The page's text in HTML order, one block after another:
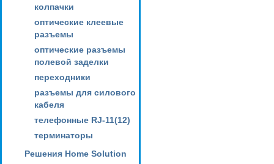
колпачки
оптические клеевые
разъемы
оптические разъемы
полевой заделки
переходники
разъемы для силового
кабеля
телефонные RJ-11(12)
терминаторы
Решения Home Solution